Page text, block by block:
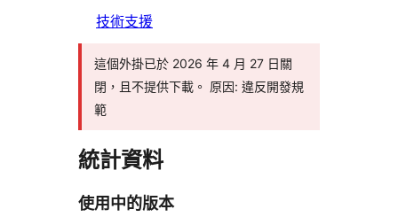
技術支援
這個外掛已於 2026 年 4 月 27 日關
閉，且不提供下載。 原因: 違反開發規
範
統計資料
使用中的版本